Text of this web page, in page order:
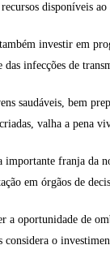
recursos disponíveis
investir em
das infecções de
saudáveis, bem
valha a pena
importante franja da
em órgãos de
a oportunidade de
o